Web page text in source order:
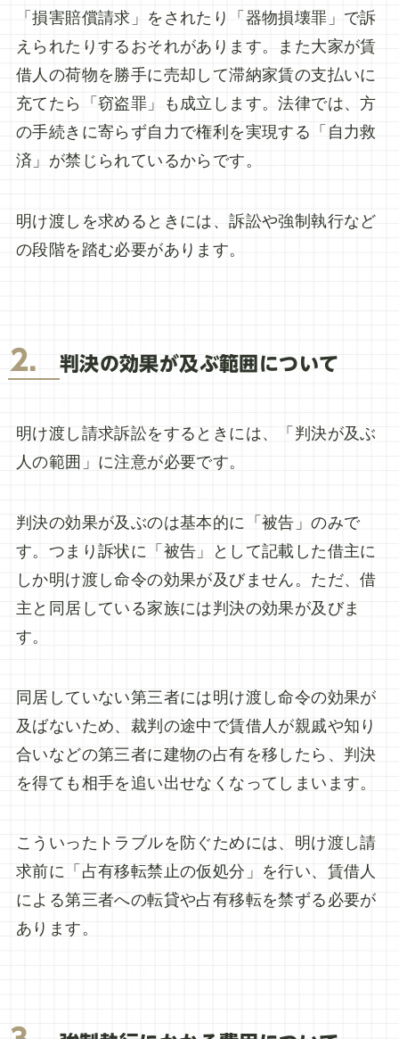
「損害賠償請求」をされたり「器物損壊罪」で訴
えられたりするおそれがあります。また大家が賃
借人の荷物を勝手に売却して滞納家賃の支払いに
充てたら「窃盗罪」も成立します。法律では、方
の手続きに寄らず自力で権利を実現する「自力救
済」が禁じられているからです。
明け渡しを求めるときには、訴訟や強制執行など
の段階を踏む必要があります。
2． 判決の効果が及ぶ範囲について
明け渡し請求訴訟をするときには、「判決が及ぶ
人の範囲」に注意が必要です。
判決の効果が及ぶのは基本的に「被告」のみで
す。つまり訴状に「被告」として記載した借主に
しか明け渡し命令の効果が及びません。ただ、借
主と同居している家族には判決の効果が及びま
す。
同居していない第三者には明け渡し命令の効果が
及ばないため、裁判の途中で賃借人が親戚や知り
合いなどの第三者に建物の占有を移したら、判決
を得ても相手を追い出せなくなってしまいます。
こういったトラブルを防ぐためには、明け渡し請
求前に「占有移転禁止の仮処分」を行い、賃借人
による第三者への転貸や占有移転を禁ずる必要が
あります。